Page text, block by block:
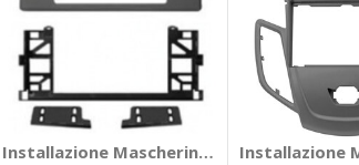
Serie 1, Serie 3, Serie 5, Serie 7, X1,
Ford Focus 2011>2019 - PHONOCAR
Installazione